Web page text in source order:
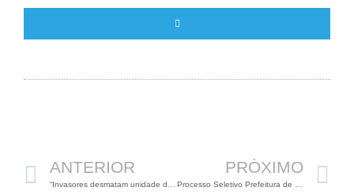
ANTERIOR
“Invasores desmatam unidade de conservação para testar o governo”
PRÓXIMO
Processo Seletivo Prefeitura de Florianópolis – SC (Vagas para Professor de Ciências)